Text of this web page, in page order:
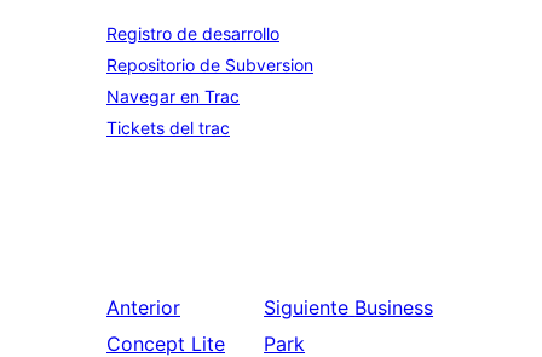
Registro de desarrollo
Repositorio de Subversion
Navegar en Trac
Tickets del trac
Anterior
Concept Lite
Siguiente Business
Park